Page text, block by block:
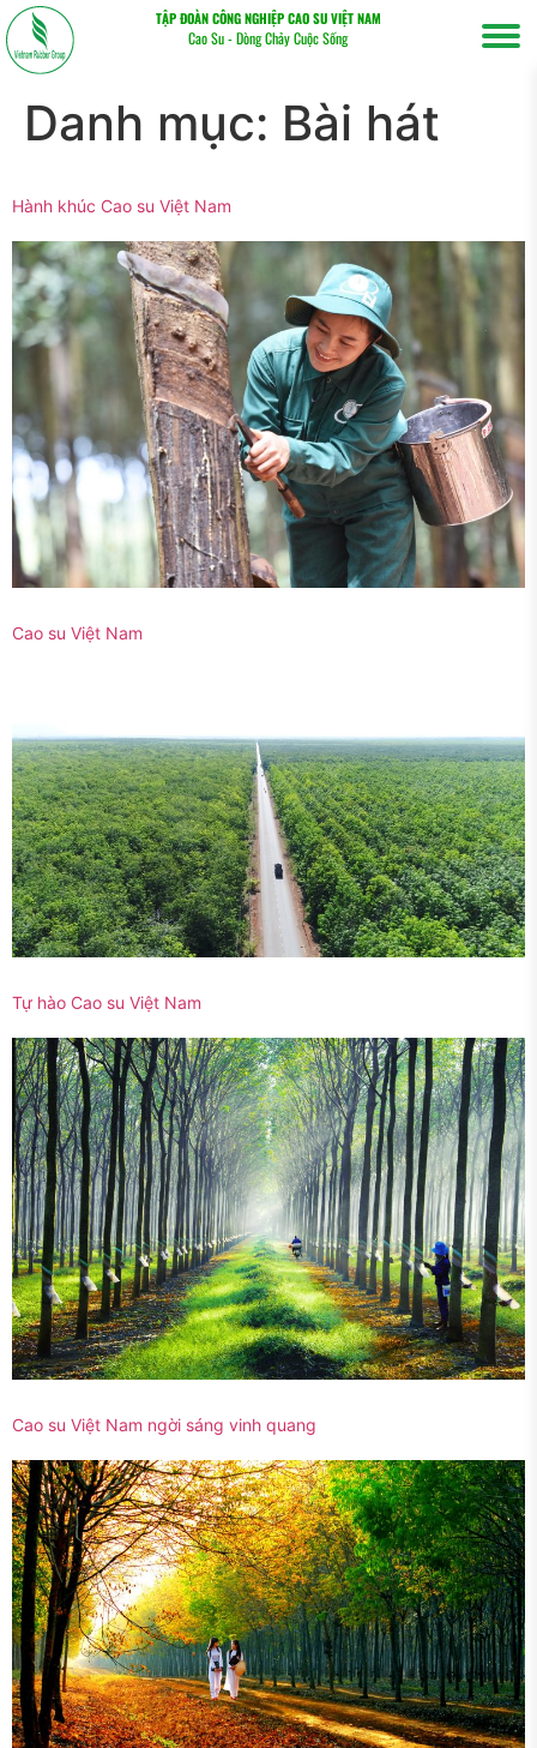
TẬP ĐOÀN CÔNG NGHIỆP CAO SU VIỆT NAM
Cao Su - Dòng Chảy Cuộc Sống
Danh mục: Bài hát
Hành khúc Cao su Việt Nam
Cao su Việt Nam
Tự hào Cao su Việt Nam
Cao su Việt Nam ngời sáng vinh quang
Tìm
kiếm...